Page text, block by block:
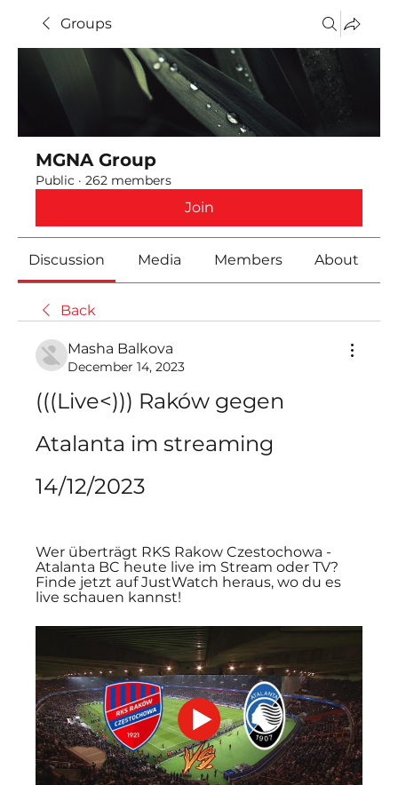
Groups
MGNA Group
Public · 262 members
Join
Discussion Media Members About
Back
Masha Balkova
December 14, 2023
(((Live<))) Raków gegen
Atalanta im streaming
14/12/2023
Wer überträgt RKS Rakow Czestochowa -
Atalanta BC heute live im Stream oder TV?
Finde jetzt auf JustWatch heraus, wo du es
live schauen kannst!